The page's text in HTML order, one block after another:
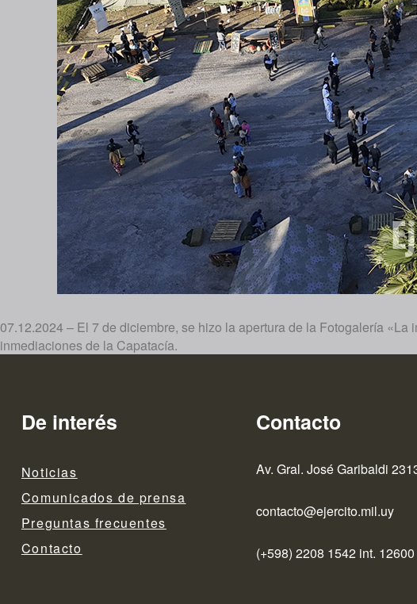
07.12.2024 – El 7 de diciembre, se hizo la apertura de la Fotogalería
inmediaciones de la Capatacía.
De interés
Noticias
Comunicados de prensa
Preguntas frecuentes
Contacto
Contacto
Av. Gral. José Garibaldi
contacto@ejercito.mil.uy
(+598) 2208 1542 int. 12600